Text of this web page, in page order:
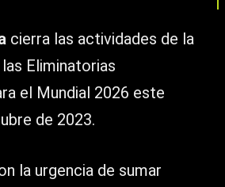
cierra las actividades de la
Eliminatorias
el Mundial 2026 este
de 2023.
la urgencia de sumar